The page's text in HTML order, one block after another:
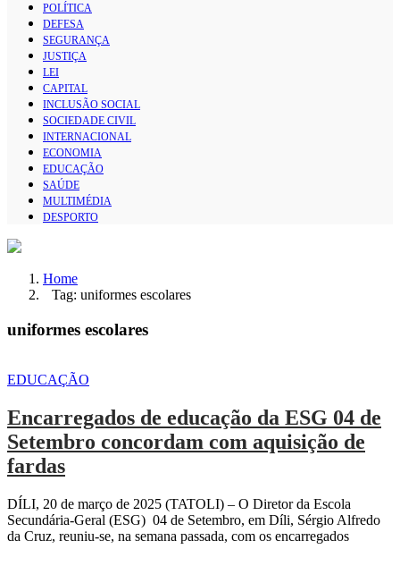
POLÍTICA
DEFESA
SEGURANÇA
JUSTIÇA
LEI
CAPITAL
INCLUSÃO SOCIAL
SOCIEDADE CIVIL
INTERNACIONAL
ECONOMIA
EDUCAÇÃO
SAÚDE
MULTIMÉDIA
DESPORTO
Home
Tag: uniformes escolares
uniformes escolares
EDUCAÇÃO
Encarregados de educação da ESG 04 de
Setembro concordam com aquisição de
fardas
DÍLI, 20 de março de 2025 (TATOLI) – O Diretor da Escola
Secundária-Geral (ESG) 04 de Setembro, em Díli, Sérgio Alfredo
da Cruz, reuniu-se, na semana passada, com os encarregados